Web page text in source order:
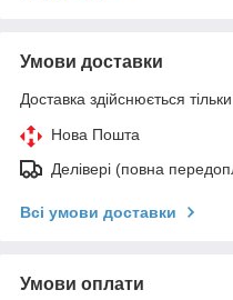
Умови доставки
Доставка здійснюється
Нова Пошта
Делівері (повна
Всі умови доставки
Умови оплати